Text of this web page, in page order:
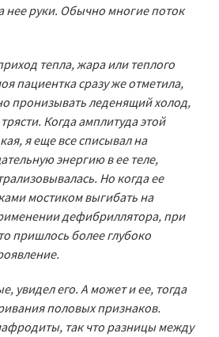
нее руки. Обычно многие поток
тепла, жара или теплого
пациентка сразу же отметила,
пронизывать леденящий холод,
Когда амплитуда этой
я еще все списывал на
энергию в ее теле,
Но когда ее
мостиком выгибать на
дефибриллятора, при
пришлось более глубоко
увидел его. А может и ее, тогда
половых признаков.
так что разницы между